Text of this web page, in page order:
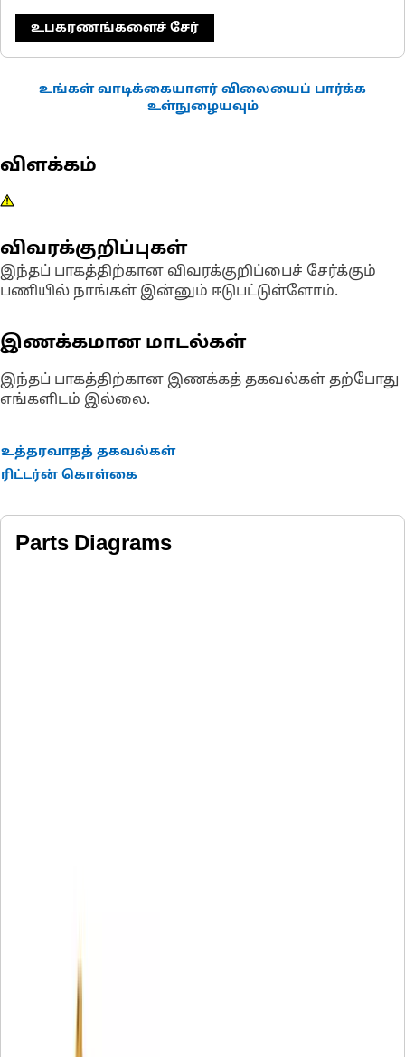
உபகரணங்களைச் சேர்
உங்கள் வாடிக்கையாளர் விலையைப் பார்க்க
உள்நுழையவும்
விளக்கம்
விவரக்குறிப்புகள்
இந்தப் பாகத்திற்கான விவரக்குறிப்பைச் சேர்க்கும்
பணியில் நாங்கள் இன்னும் ஈடுபட்டுள்ளோம்.
இணக்கமான மாடல்கள்
இந்தப் பாகத்திற்கான இணக்கத் தகவல்கள் தற்போது
எங்களிடம் இல்லை.
உத்தரவாதத் தகவல்கள்
ரிட்டர்ன் கொள்கை
Parts Diagrams